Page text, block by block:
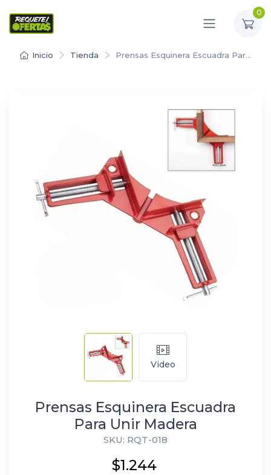
0
Inicio Tienda Prensas Esquinera Escuadra Par…
Video
Prensas Esquinera Escuadra
Para Unir Madera
SKU: RQT-018
$1.244